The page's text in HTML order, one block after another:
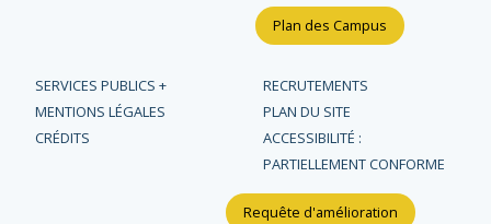
Plan des Campus
SERVICES PUBLICS +
RECRUTEMENTS
MENTIONS LÉGALES
PLAN DU SITE
CRÉDITS
ACCESSIBILITÉ :
PARTIELLEMENT CONFORME
Requête d'amélioration